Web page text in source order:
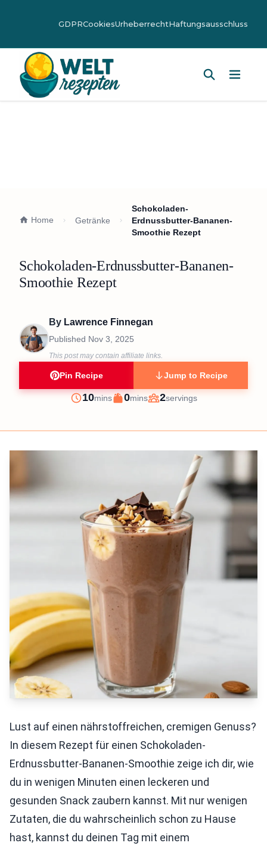
GDPRCookiesUrheberrechtHaftungsausschluss
Home Getränke
Schokoladen-
Erdnussbutter-Bananen-
Smoothie Rezept
Schokoladen-Erdnussbutter-Bananen-
Smoothie Rezept
By Lawrence Finnegan
Published Nov 3, 2025
This post may contain affiliate links.
Pin Recipe Jump to Recipe
Prep
10minutes
mins
Cook
0minutes
mins
Servings
2servings
Lust auf einen nährstoffreichen, cremigen Genuss?
In diesem Rezept für einen Schokoladen-
Erdnussbutter-Bananen-Smoothie zeige ich dir, wie
du in wenigen Minuten einen leckeren und
gesunden Snack zaubern kannst. Mit nur wenigen
Zutaten, die du wahrscheinlich schon zu Hause
hast, kannst du deinen Tag mit einem